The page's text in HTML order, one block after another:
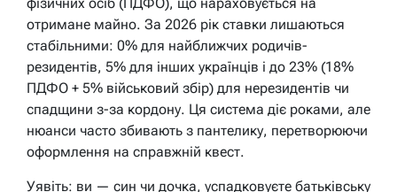
отримане майно. За 2026 рік ставки лишаються
стабільними: 0% для найближчих родичів-
резидентів, 5% для інших українців і до 23% (18%
ПДФО + 5% військовий збір) для нерезидентів чи
спадщини з-за кордону. Ця система діє роками, але
нюанси часто збивають з пантелику, перетворюючи
оформлення на справжній квест.
Уявіть: ви — син чи дочка, успадковуєте батьківську